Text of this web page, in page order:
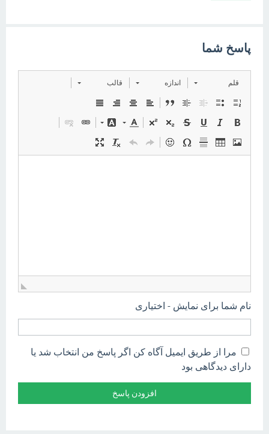
پاسخ شما
قلم اندازه قالب
نام شما برای نمایش - اختیاری
مرا از طریق ایمیل آگاه کن اگر پاسخ من انتخاب شد یا
دارای دیدگاهی بود